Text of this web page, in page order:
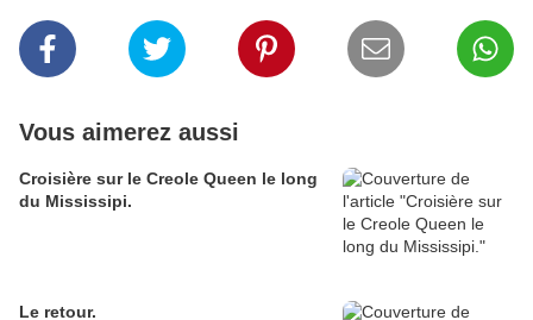
Vous aimerez aussi
Croisière sur le Creole Queen le long
du Mississipi.
Le retour.